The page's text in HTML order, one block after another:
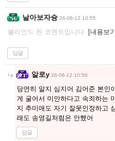
날아보자슝 26-06-12 10:55
블라인드 된 코멘트입니다. [내용보
답글
알로y 26-06-12 10:59
당연히 알지 심지어 김어준 본인
게 굴어서 미안하다고 속죄하는
지 추미애도 자기 잘못인정하고
래도 송영길처럼은 안했어
답글